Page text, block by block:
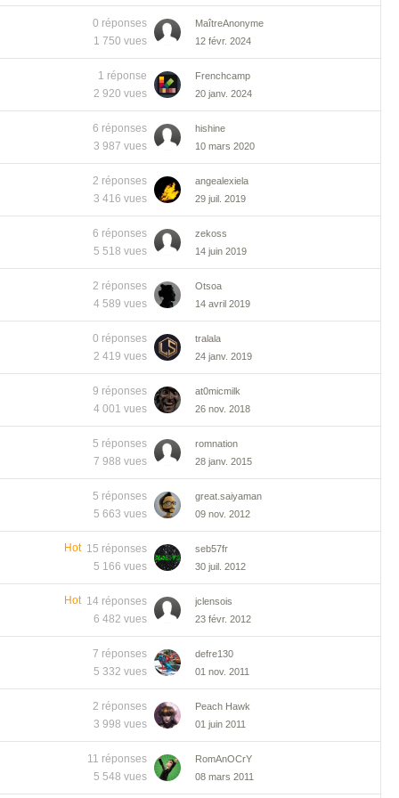
0 réponses
1 750 vues
MaîtreAnonyme
12 févr. 2024
1 réponse
2 920 vues
Frenchcamp
20 janv. 2024
6 réponses
3 987 vues
hishine
10 mars 2020
2 réponses
3 416 vues
angealexiela
29 juil. 2019
6 réponses
5 518 vues
zekoss
14 juin 2019
2 réponses
4 589 vues
Otsoa
14 avril 2019
0 réponses
2 419 vues
tralala
24 janv. 2019
9 réponses
4 001 vues
at0micmilk
26 nov. 2018
5 réponses
7 988 vues
romnation
28 janv. 2015
5 réponses
5 663 vues
great.saiyaman
09 nov. 2012
Hot15 réponses
5 166 vues
seb57fr
30 juil. 2012
Hot14 réponses
6 482 vues
jclensois
23 févr. 2012
7 réponses
5 332 vues
defre130
01 nov. 2011
2 réponses
3 998 vues
Peach Hawk
01 juin 2011
11 réponses
5 548 vues
RomAnOCrY
08 mars 2011